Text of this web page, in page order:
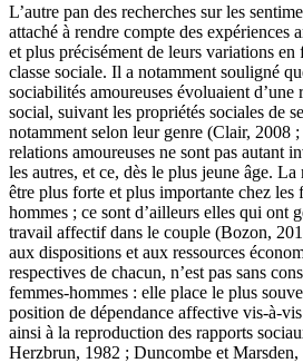
L’autre pan des recherches sur les
attaché à rendre compte des expériences
et plus précisément de leurs variations en
classe sociale. Il a notamment souligné
sociabilités amoureuses évoluaient d’une
social, suivant les propriétés sociales de
notamment selon leur genre (Clair, 2008
relations amoureuses ne sont pas autant
les autres, et ce, dès le plus jeune âge. La
être plus forte et plus importante chez les
hommes ; ce sont d’ailleurs elles qui ont
travail affectif dans le couple (Bozon,
aux dispositions et aux ressources
respectives de chacun, n’est pas sans
femmes-hommes : elle place le plus
position de dépendance affective vis-à-
ainsi à la reproduction des rapports
Herzbrun, 1982 ; Duncombe et Marsden,